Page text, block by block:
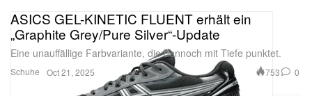
Schuhe
ASICS GEL-KINETIC FLUENT erhält ein
„Graphite Grey/Pure Silver“-Update
Eine unauffällige Farbvariante, die dennoch mit Tiefe punktet.
Oct 21, 2025 753 0